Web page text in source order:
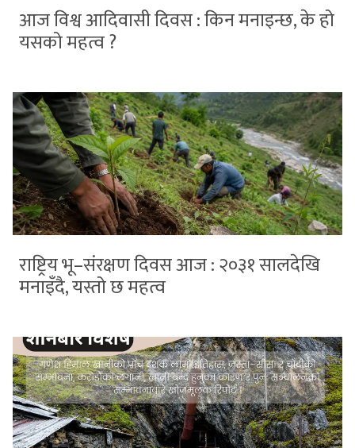
आज विश्व आदिवासी दिवस : किन मनाइन्छ, के हो
यसको महत्व ?
राष्ट्रिय भू–संरक्षण दिवस आज : २०३१ सालदेखि
मनाइँदै, यस्तो छ महत्व